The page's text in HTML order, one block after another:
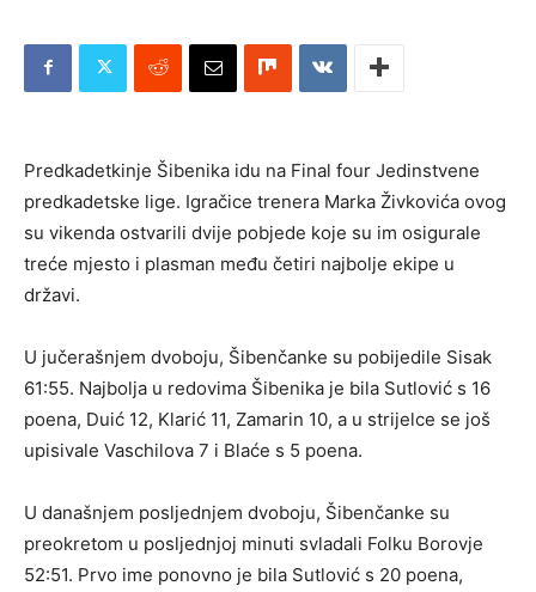
Predkadetkinje Šibenika idu na Final four Jedinstvene
predkadetske lige. Igračice trenera Marka Živkovića ovog
su vikenda ostvarili dvije pobjede koje su im osigurale
treće mjesto i plasman među četiri najbolje ekipe u
državi.
U jučerašnjem dvoboju, Šibenčanke su pobijedile Sisak
61:55. Najbolja u redovima Šibenika je bila Sutlović s 16
poena, Duić 12, Klarić 11, Zamarin 10, a u strijelce se još
upisivale Vaschilova 7 i Blaće s 5 poena.
U današnjem posljednjem dvoboju, Šibenčanke su
preokretom u posljednjoj minuti svladali Folku Borovje
52:51. Prvo ime ponovno je bila Sutlović s 20 poena,